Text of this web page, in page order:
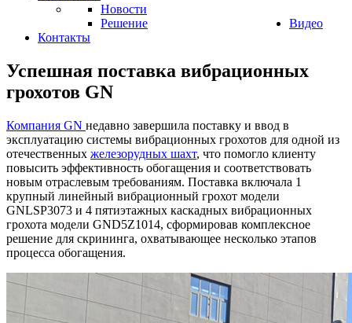
Новости
Решение
Видео
Контакты
Успешная поставка вибрационных
грохотов GN
Компания GN недавно завершила поставку и ввод в
эксплуатацию системы вибрационных грохотов для одной из
отечественных железорудных шахт, что помогло клиенту
повысить эффективность обогащения и соответствовать
новым отраслевым требованиям. Поставка включала 1
крупный линейный вибрационный грохот модели
GNLSP3073 и 4 пятиэтажных каскадных вибрационных
грохота модели GND5Z1014, сформировав комплексное
решение для скрининга, охватывающее несколько этапов
процесса обогащения.